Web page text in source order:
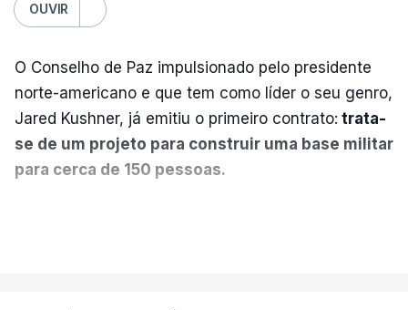
OUVIR
O Conselho de Paz impulsionado pelo presidente
norte-americano e que tem como líder o seu genro,
Jared Kushner, já emitiu o primeiro contrato: trata-
se de um projeto para construir uma base militar
para cerca de 150 pessoas.